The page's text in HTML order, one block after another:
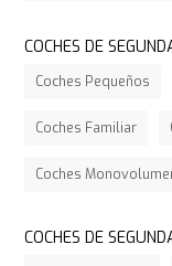
COCHES DE
Coches Pequeños
Coches Familiar
Coches
COCHES DE